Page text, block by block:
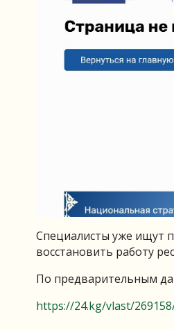
Специалисты уже ищут
восстановить работу
По предварительным
https://24.kg/vlast/